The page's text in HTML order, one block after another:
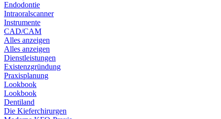
Endodontie
Intraoralscanner
Instrumente
CAD/CAM
Alles anzeigen
Alles anzeigen
Dienstleistungen
Existenzgründung
Praxisplanung
Lookbook
Lookbook
Dentiland
Die Kieferchirurgen